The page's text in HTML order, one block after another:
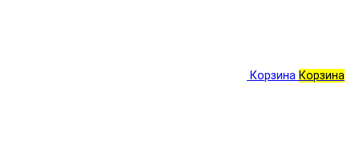
Корзина Корзина